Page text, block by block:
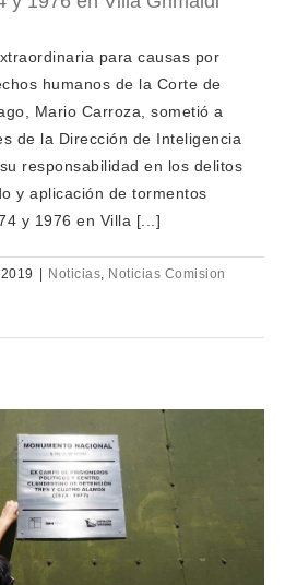
para causas por
humanos de la Corte de
Mario Carroza, sometió a
de la Dirección de Inteligencia
responsabilidad en los delitos
y aplicación de tormentos
y 1976 en Villa [...]
| Noticias Noticias Comision